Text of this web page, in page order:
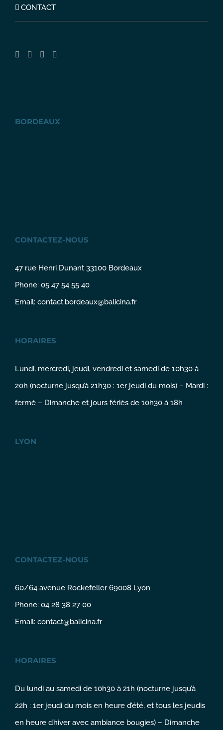
CONTACT
BORDEAUX
CONTACTEZ-NOUS
47 rue Henri Dunant 33100 Bordeaux
Phone: 05 47 54 55 40
Email: contact.bordeaux@balicina.fr
HORAIRES
Lundi, mercredi, jeudi, vendredi et samedi de 10h30 à
20h (nocturne jusqu’à 21h30 : 1er jeudi du mois) – Mardi :
fermé – Dimanche et jours fériés de 10h30 à 18h
LYON
CONTACTEZ-NOUS
60/64 avenue Rockefeller 69008 Lyon
Phone: 04 28 38 27 00
Email: contact@balicina.fr
HORAIRES
Du lundi au samedi de 10h30 à 21h (nocturne jusqu’à
22h : 1er jeudi du mois en heure d’été, et tous les jeudis
en heure d’hiver avec ambiance bougies) – Dimanche